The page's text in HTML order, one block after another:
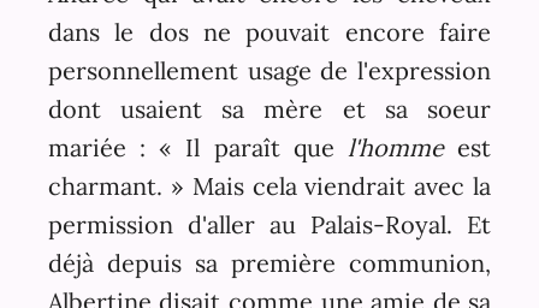
dans le dos ne pouvait encore faire
personnellement usage de l'expression
dont usaient sa mère et sa soeur
mariée : « Il paraît que l'hommeest
charmant. » Mais cela viendrait avec la
permission d'aller au Palais-Royal. Et
déjà depuis sa première communion,
Albertine disait comme une amie de sa